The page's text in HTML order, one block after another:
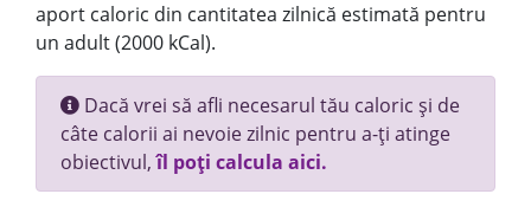
aport caloric din cantitatea zilnică estimată pentru
un adult (2000 kCal).
Dacă vrei să afli necesarul tău caloric și de
câte calorii ai nevoie zilnic pentru a-ți atinge
obiectivul,îl poți calcula aici.